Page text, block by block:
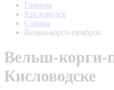
Главная
Кисловодск
Собаки
Вельш-корги-пемброк
Вельш-корги-
Кисловодске